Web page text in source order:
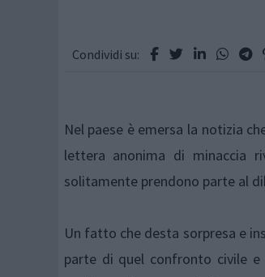
Condividi su:
Nel paese è emersa la notizia
lettera anonima di minaccia
solitamente prendono parte al
Un fatto che desta sorpresa e
parte di quel confronto civile e